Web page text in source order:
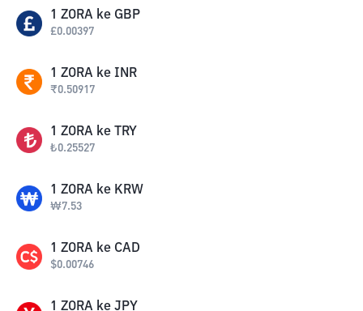
1 ZORA ke GBP
£0.00397
1 ZORA ke INR
₹0.50917
1 ZORA ke TRY
₺0.25527
1 ZORA ke KRW
₩7.53
1 ZORA ke CAD
$0.00746
1 ZORA ke JPY